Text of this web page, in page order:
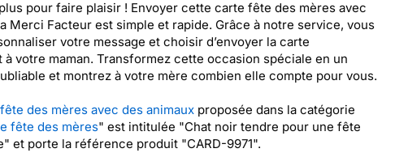
pour faire plaisir ! Envoyer cette carte fête des mères avec
Merci Facteur est simple et rapide. Grâce à notre service, vous
votre message et choisir d’envoyer la carte
votre maman. Transformez cette occasion spéciale en un
et montrez à votre mère combien elle compte pour vous.
des mères avec des animauxproposée dans la catégorie
fête des mères" est intitulée "Chat noir tendre pour une fête
et porte la référence produit "CARD-9971".